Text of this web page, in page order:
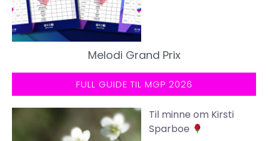
Melodi Grand Prix
FULL GUIDE TIL MGP 2026
Til minne om Kirsti
Sparboe